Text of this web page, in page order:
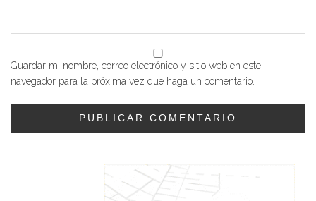
Guardar mi nombre, correo electrónico y sitio web en este
navegador para la próxima vez que haga un comentario.